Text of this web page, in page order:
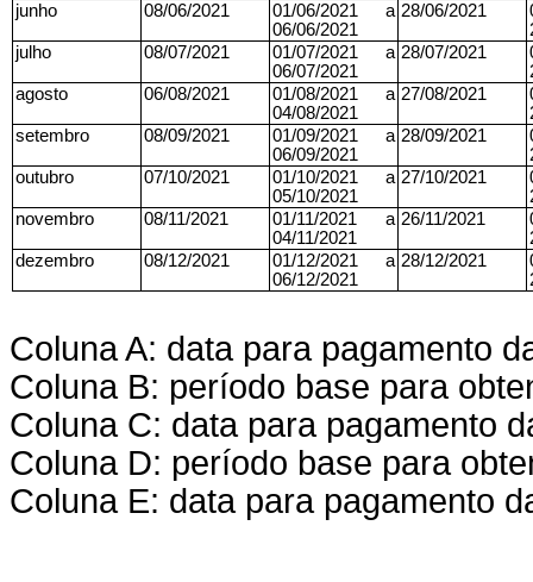
junho
08/06/2021
01/06/2021 a
06/06/2021
28/06/2021
julho
08/07/2021
01/07/2021 a
06/07/2021
28/07/2021
agosto
06/08/2021
01/08/2021 a
04/08/2021
27/08/2021
setembro
08/09/2021
01/09/2021 a
06/09/2021
28/09/2021
outubro
07/10/2021
01/10/2021 a
05/10/2021
27/10/2021
novembro
08/11/2021
01/11/2021 a
04/11/2021
26/11/2021
dezembro
08/12/2021
01/12/2021 a
06/12/2021
28/12/2021
Coluna A: data para pagamento
Coluna B: período base para
Coluna C: data para pagamento
Coluna D: período base para
Coluna E: data para pagamento